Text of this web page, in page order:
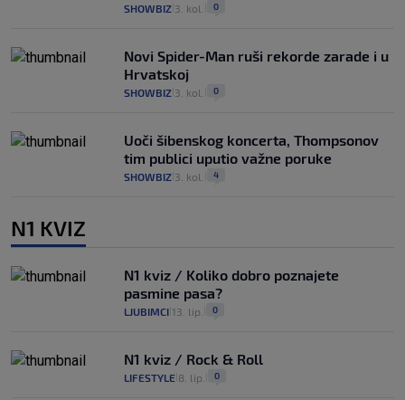
SHOWBIZ 3. kol. 0
Novi Spider-Man ruši rekorde zarade i u
Hrvatskoj
SHOWBIZ 3. kol. 0
Uoči šibenskog koncerta, Thompsonov
tim publici uputio važne poruke
SHOWBIZ 3. kol. 4
N1 KVIZ
N1 kviz / Koliko dobro poznajete
pasmine pasa?
LJUBIMCI 13. lip. 0
N1 kviz / Rock & Roll
LIFESTYLE 8. lip. 0